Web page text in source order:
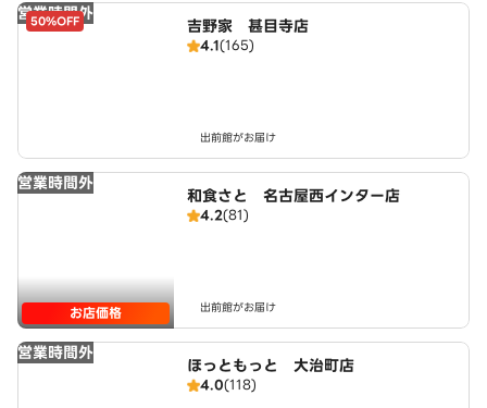
営業時間外
50%OFF 吉野家 甚目寺店
4.1(165)
出前館がお届け
営業時間外
お店価格
和食さと 名古屋西インター店
4.2(81)
出前館がお届け
営業時間外
ほっともっと 大治町店
4.0(118)